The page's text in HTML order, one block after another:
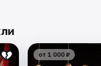
от 1 000 ₽